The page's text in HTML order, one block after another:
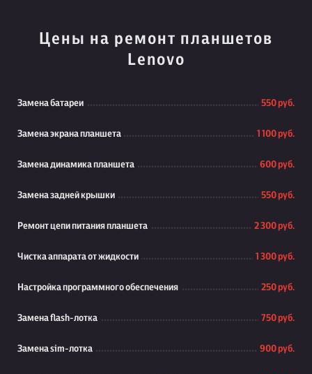
Цены на ремонт планшетов
Lenovo
Замена батареи 550 руб.
Замена экрана планшета 1 100 руб.
Замена динамика планшета 600 руб.
Замена задней крышки 550 руб.
Ремонт цепи питания планшета 2 300 руб.
Чистка аппарата от жидкости 1 300 руб.
Настройка программного обеспечения 250 руб.
Замена flash-лотка 750 руб.
Замена sim-лотка 900 руб.